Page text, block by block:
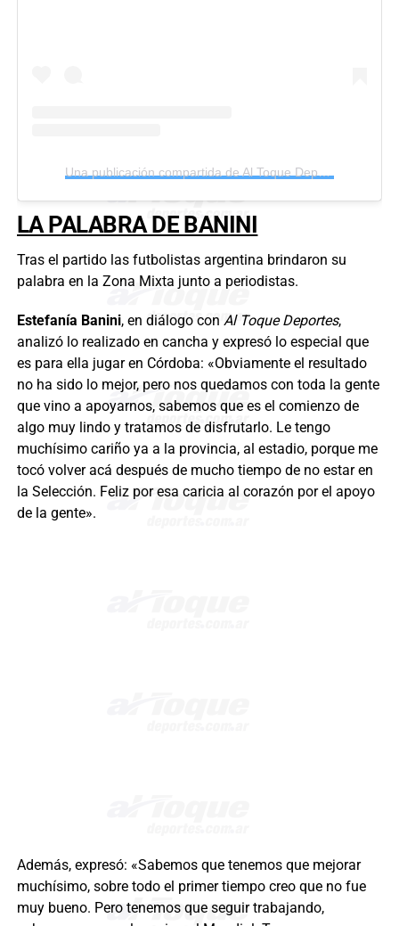
LA PALABRA DE BANINI
Tras el partido las futbolistas argentina brindaron su
palabra en la Zona Mixta junto a periodistas.
Estefanía Banini, en diálogo con Al Toque Deportes,
analizó lo realizado en cancha y expresó lo especial que
es para ella jugar en Córdoba: «Obviamente el resultado
no ha sido lo mejor, pero nos quedamos con toda la gente
que vino a apoyarnos, sabemos que es el comienzo de
algo muy lindo y tratamos de disfrutarlo. Le tengo
muchísimo cariño ya a la provincia, al estadio, porque me
tocó volver acá después de mucho tiempo de no estar en
la Selección. Feliz por esa caricia al corazón por el apoyo
de la gente».
Además, expresó: «Sabemos que tenemos que mejorar
muchísimo, sobre todo el primer tiempo creo que no fue
muy bueno. Pero tenemos que seguir trabajando,